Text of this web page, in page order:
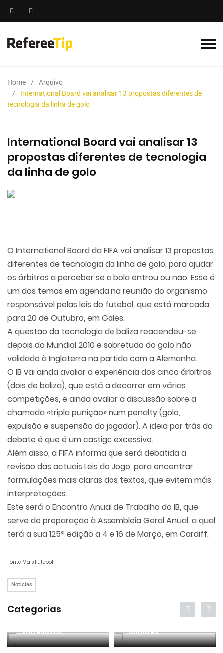
Home
Arquivo
International Board vai analisar 13 propostas diferentes de
tecnologia da linha de golo
International Board vai analisar 13
propostas diferentes de tecnologia
da linha de golo
O International Board da FIFA vai analisar 13 propostas
diferentes de tecnologia da linha de golo, para ajudar
os árbitros a perceber se a bola entrou ou não. Esse é
um dos temas em agenda na reunião do organismo
responsável pelas leis do futebol, que está marcada
para 20 de Outubro, em Gales.
A questão da tecnologia de baliza reacendeu-se
depois do Mundial 2010 e sobretudo do golo não
validado à Inglaterra na partida com a Alemanha.
O IB vai ainda avaliar a experiência dos cinco árbitros
(dois de baliza), que está a decorrer em várias
competições, e ainda avaliar a discussão sobre a
chamada «tripla punição» num penalty (golo,
expulsão e suspensão do jogador). A ideia por trás do
debate é que é um castigo excessivo.
Além disso, a FIFA informa que será debatida a
revisão das actuais Leis do Jogo, para encontrar
formulações mais claras dos textos, que evitem más
interpretações.
Este será o Encontro Anual de Trabalho do IB, que
serve de preparação à Assembleia Geral Anual, a qual
terá a sua 125ª edição a 4 e 16 de Março, em Cardiff.
Fonte: Mais Futebol
Notícias
Categorias
Entrevistas Análises